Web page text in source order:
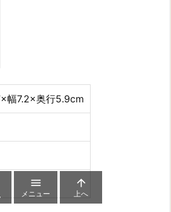
幅7.2×奥行5.9cm

メニュー

上へ